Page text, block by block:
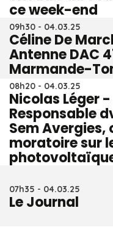
ce week-end
09h30 - 04.03.25
Céline De
Antenne DAC
Marmande-
08h20 - 04.03.25
Nicolas Léger -
Responsable
Sem Avergies,
moratoire sur
07h35 - 04.03.25
Le Journal